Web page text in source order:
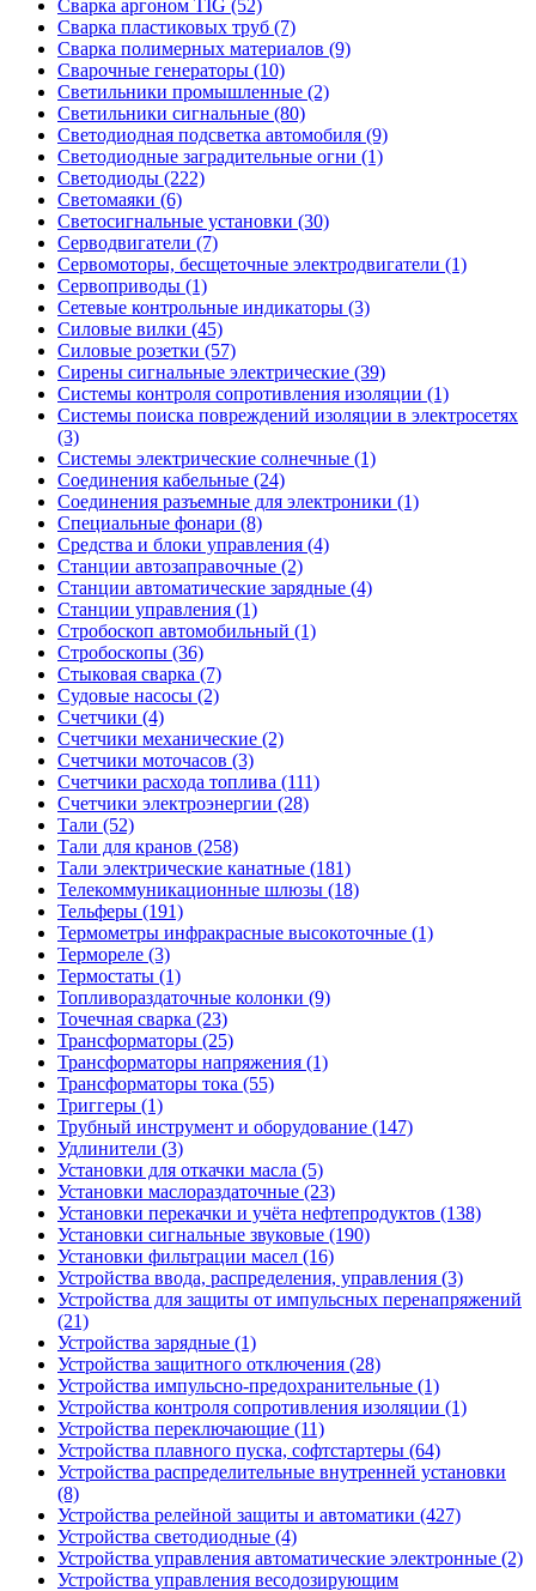
Сварка аргоном TIG (52)
Сварка пластиковых труб (7)
Сварка полимерных материалов (9)
Сварочные генераторы (10)
Светильники промышленные (2)
Светильники сигнальные (80)
Светодиодная подсветка автомобиля (9)
Светодиодные заградительные огни (1)
Светодиоды (222)
Светомаяки (6)
Светосигнальные установки (30)
Серводвигатели (7)
Сервомоторы, бесщеточные электродвигатели (1)
Сервоприводы (1)
Сетевые контрольные индикаторы (3)
Силовые вилки (45)
Силовые розетки (57)
Сирены сигнальные электрические (39)
Системы контроля сопротивления изоляции (1)
Системы поиска повреждений изоляции в электросетях
(3)
Системы электрические солнечные (1)
Соединения кабельные (24)
Соединения разъемные для электроники (1)
Специальные фонари (8)
Средства и блоки управления (4)
Станции автозаправочные (2)
Станции автоматические зарядные (4)
Станции управления (1)
Стробоскоп автомобильный (1)
Стробоскопы (36)
Стыковая сварка (7)
Судовые насосы (2)
Счетчики (4)
Счетчики механические (2)
Счетчики моточасов (3)
Счетчики расхода топлива (111)
Счетчики электроэнергии (28)
Тали (52)
Тали для кранов (258)
Тали электрические канатные (181)
Телекоммуникационные шлюзы (18)
Тельферы (191)
Термометры инфракрасные высокоточные (1)
Термореле (3)
Термостаты (1)
Топливораздаточные колонки (9)
Точечная сварка (23)
Трансформаторы (25)
Трансформаторы напряжения (1)
Трансформаторы тока (55)
Триггеры (1)
Трубный инструмент и оборудование (147)
Удлинители (3)
Установки для откачки масла (5)
Установки маслораздаточные (23)
Установки перекачки и учёта нефтепродуктов (138)
Установки сигнальные звуковые (190)
Установки фильтрации масел (16)
Устройства ввода, распределения, управления (3)
Устройства для защиты от импульсных перенапряжений
(21)
Устройства зарядные (1)
Устройства защитного отключения (28)
Устройства импульсно-предохранительные (1)
Устройства контроля сопротивления изоляции (1)
Устройства переключающие (11)
Устройства плавного пуска, софтстартеры (64)
Устройства распределительные внутренней установки
(8)
Устройства релейной защиты и автоматики (427)
Устройства светодиодные (4)
Устройства управления автоматические электронные (2)
Устройства управления весодозирующим